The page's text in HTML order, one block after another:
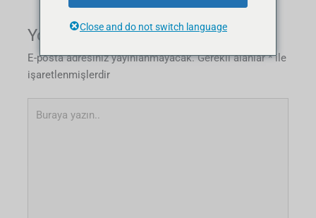
Yorum bırakın
E-posta adresiniz yayınlanmayacak. Gerekli alanlar*ile
işaretlenmişlerdir
Close and do not switch language